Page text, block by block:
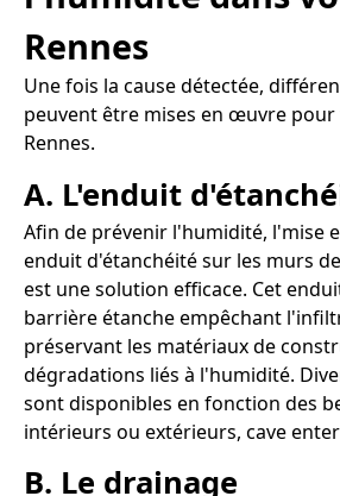
Rennes
Une fois la cause détectée,
peuvent être mises en œuvre
Rennes.
A. L'enduit
Afin de prévenir l'humidité, l'mise
enduit d'étanchéité sur les murs
est une solution efficace. Cet
barrière étanche empêchant
préservant les matériaux de
dégradations liés à l'humidité.
sont disponibles en fonction des
intérieurs ou extérieurs, cave
B. Le drainage